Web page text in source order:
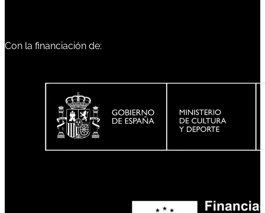
Con la financiación de: